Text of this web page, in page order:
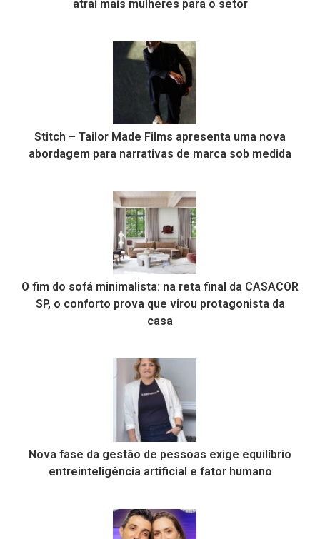
atrai mais mulheres para o setor
Stitch – Tailor Made Films apresenta uma nova
abordagem para narrativas de marca sob medida
O fim do sofá minimalista: na reta final da CASACOR
SP, o conforto prova que virou protagonista da
casa
Nova fase da gestão de pessoas exige equilíbrio
entreinteligência artificial e fator humano